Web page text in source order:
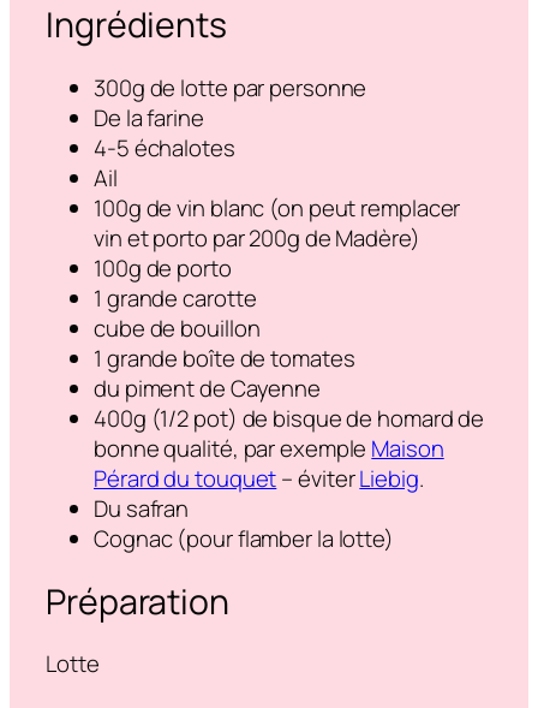
Ingrédients
300g de lotte par personne
De la farine
4-5 échalotes
Ail
100g de vin blanc (on peut remplacer
vin et porto par 200g de Madère)
100g de porto
1 grande carotte
cube de bouillon
1 grande boîte de tomates
du piment de Cayenne
400g (1/2 pot) de bisque de homard de
bonne qualité, par exemple Maison
Pérard du touquet– éviterLiebig.
Du safran
Cognac (pour flamber la lotte)
Préparation
Lotte